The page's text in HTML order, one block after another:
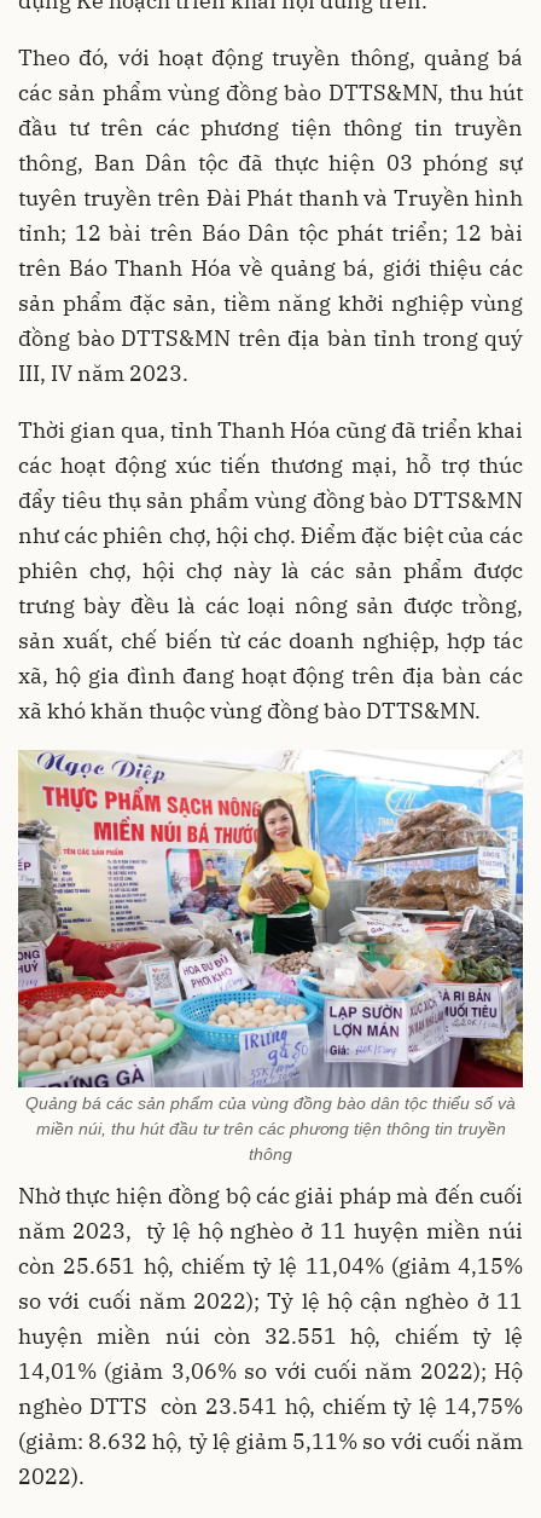
Theo đó, với hoạt động truyền thông, quảng bá
các sản phẩm vùng đồng bào DTTS&MN, thu hút
đầu tư trên các phương tiện thông tin truyền
thông, Ban Dân tộc đã thực hiện 03 phóng sự
tuyên truyền trên Đài Phát thanh và Truyền hình
tỉnh; 12 bài trên Báo Dân tộc phát triển; 12 bài
trên Báo Thanh Hóa về quảng bá, giới thiệu các
sản phẩm đặc sản, tiềm năng khởi nghiệp vùng
đồng bào DTTS&MN trên địa bàn tỉnh trong quý
III, IV năm 2023.
Thời gian qua, tỉnh Thanh Hóa cũng đã triển khai
các hoạt động xúc tiến thương mại, hỗ trợ thúc
đẩy tiêu thụ sản phẩm vùng đồng bào DTTS&MN
như các phiên chợ, hội chợ. Điểm đặc biệt của các
phiên chợ, hội chợ này là các sản phẩm được
trưng bày đều là các loại nông sản được trồng,
sản xuất, chế biến từ các doanh nghiệp, hợp tác
xã, hộ gia đình đang hoạt động trên địa bàn các
xã khó khăn thuộc vùng đồng bào DTTS&MN.
Quảng bá các sản phẩm của vùng đồng bào dân tộc thiểu số và
miền núi, thu hút đầu tư trên các phương tiện thông tin truyền
thông
Nhờ thực hiện đồng bộ các giải pháp mà đến cuối
năm 2023, tỷ lệ hộ nghèo ở 11 huyện miền núi
còn 25.651 hộ, chiếm tỷ lệ 11,04% (giảm 4,15%
so với cuối năm 2022); Tỷ lệ hộ cận nghèo ở 11
huyện miền núi còn 32.551 hộ, chiếm tỷ lệ
14,01% (giảm 3,06% so với cuối năm 2022); Hộ
nghèo DTTS còn 23.541 hộ, chiếm tỷ lệ 14,75%
(giảm: 8.632 hộ, tỷ lệ giảm 5,11% so với cuối năm
2022).